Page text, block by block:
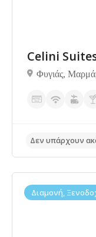
Δεν υπάρχουν
Celini
Φυγιάς,
Διαμονή,